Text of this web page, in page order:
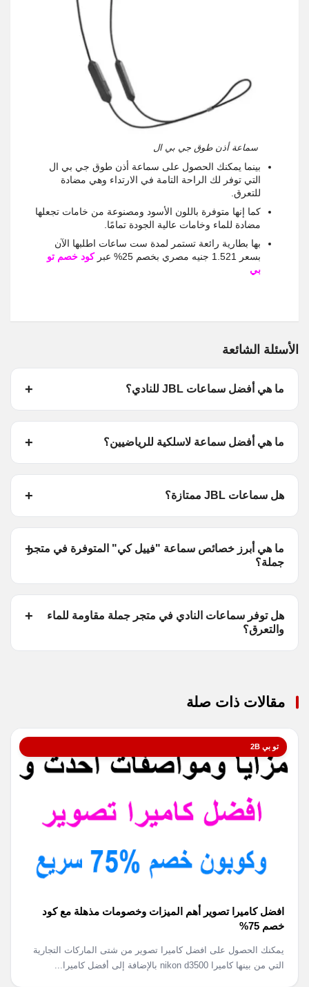
سماعة أذن طوق جي بي ال
بينما يمكنك الحصول على سماعة أذن طوق جي بي ال
التي توفر لك الراحة التامة في الارتداء وهي مضادة
للتعرق.
كما إنها متوفرة باللون الأسود ومصنوعة من خامات تجعلها
مضادة للماء وخامات عالية الجودة تمامًا.
بها بطارية رائعة تستمر لمدة ست ساعات اطلبها الآن
بسعر 1.521 جنيه مصري بخصم 25% عبر
كود خصم تو
بي
الأسئلة الشائعة
ما هي أفضل سماعات JBL للنادي؟
ما هي أفضل سماعة لاسلكية للرياضيين؟
هل سماعات JBL ممتازة؟
ما هي أبرز خصائص سماعة "فييل كي" المتوفرة في متجر
جملة؟
هل توفر سماعات النادي في متجر جملة مقاومة للماء
والتعرق؟
مقالات ذات صلة
تو بي 2B
افضل كاميرا تصوير أهم الميزات وخصومات مذهلة مع كود
خصم 75%
يمكنك الحصول على افضل كاميرا تصوير من شتى الماركات التجارية
التي من بينها كاميرا nikon d3500 بالإضافة إلى أفضل كاميرا...